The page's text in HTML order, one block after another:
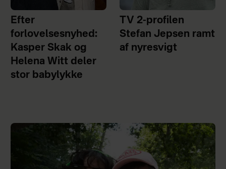
Efter
forlovelsesnyhed:
Kasper Skak og
Helena Witt deler
stor babylykke
TV 2-profilen
Stefan Jepsen ramt
af nyresvigt